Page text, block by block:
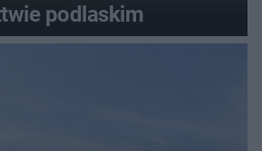
podlaskim